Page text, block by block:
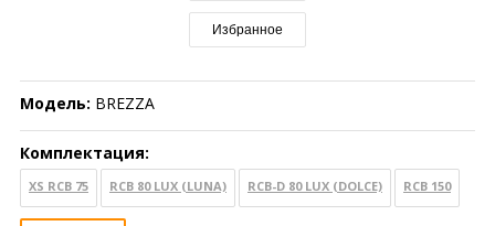
Избранное
Модель: BREZZA
Комплектация:
XS RCB 75 RCB 80 LUX (LUNA) RCB-D 80 LUX (DOLCE) RCB 150